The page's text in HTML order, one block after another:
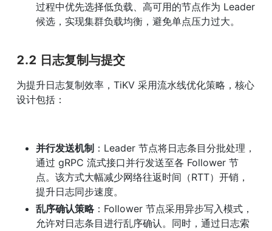
过程中优先选择低负载、高可用的节点作为 Leader
候选，实现集群负载均衡，避免单点压力过大。
2.2 日志复制与提交
为提升日志复制效率，TiKV 采用流水线优化策略，核心
设计包括：
并行发送机制 ：Leader 节点将日志条目分批处理，
通过 gRPC 流式接口并行发送至各 Follower 节
点。该方式大幅减少网络往返时间（RTT）开销，
提升日志同步速度。
乱序确认策略：Follower 节点采用异步写入模式，
允许对日志条目进行乱序确认。同时，通过日志索